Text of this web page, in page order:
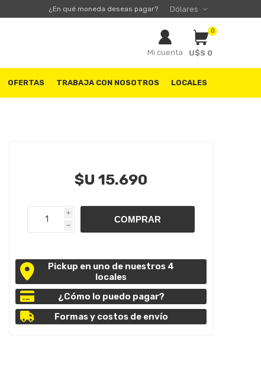
¿En qué moneda deseas pagar?
Mi cuenta
0
U$S 0
OFERTAS TRABAJA CON NOSOTROS LOCALES
$U 15.690
i
h
Pickup en uno de nuestros 4
locales
¿Cómo lo puedo pagar?
Formas y costos de envío